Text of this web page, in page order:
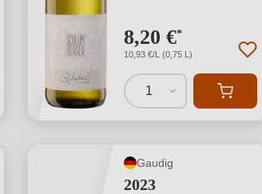
8,20 €*
10,93 €/L (0,75 L)
1
Gaudig
2023